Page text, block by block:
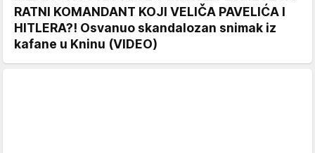
RATNI KOMANDANT KOJI VELIČA PAVELIĆA I
HITLERA?! Osvanuo skandalozan snimak iz
kafane u Kninu (VIDEO)